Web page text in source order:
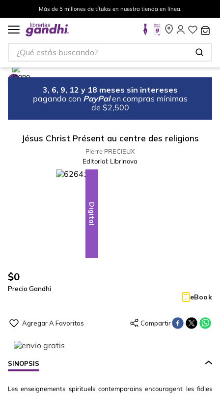
Más de 5 millones de títulos en nuestra tienda en línea.
¿Qué estás buscando?
3, 6, 9, 12 y 18 meses sin intereses
pagando con PayPal en compras mínimas
de $2,500
Jésus Christ Présent au centre des religions
Pierre PRECIEUX
Editorial: Librinova
Digital
$0
Precio Gandhi
eBook
SINOPSIS
Les enseignements spirituels contemporains encouragent les fidles